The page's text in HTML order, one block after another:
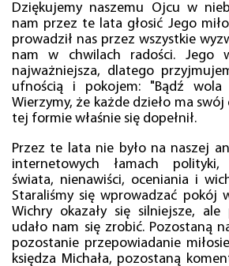
Dziękujemy naszemu Ojcu w
nam przez te lata głosić Jego
prowadził nas przez wszystkie
nam w chwilach radości. Jego
najważniejsza, dlatego
ufnością i pokojem: "Bądź wola
Wierzymy, że każde dzieło ma swój
tej formie właśnie się dopełnił.
Przez te lata nie było na naszej
internetowych łamach polityki,
świata, nienawiści, oceniania i
Staraliśmy się wprowadzać pokój
Wichry okazały się silniejsze,
udało nam się zrobić. Pozostaną
pozostanie przepowiadanie
księdza Michała, pozostaną